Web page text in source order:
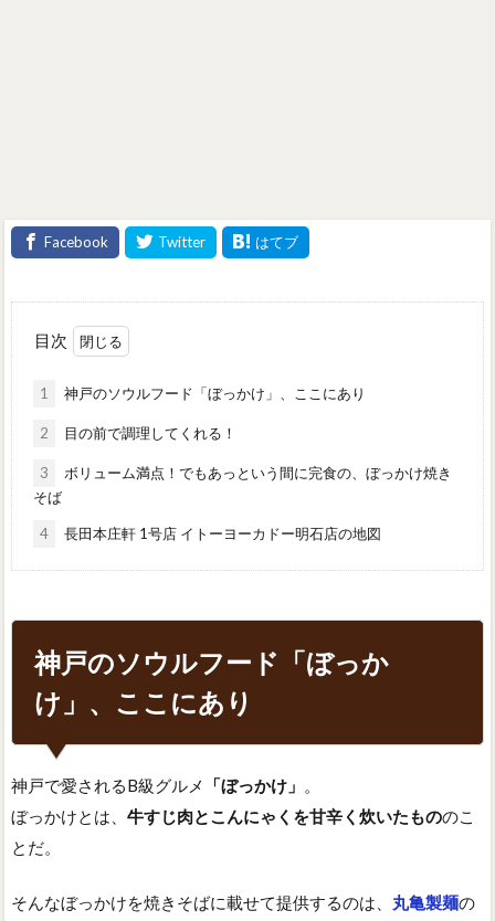
目次
1 神戸のソウルフード「ぼっかけ」、ここにあり
2 目の前で調理してくれる！
3
ボリューム満点！でもあっという間に完食の、ぼっかけ焼き
そば
4 長田本庄軒 1号店 イトーヨーカドー明石店の地図
神戸のソウルフード「ぼっか
け」、ここにあり
神戸で愛されるB級グルメ 「ぼっかけ」
ぼっかけとは、 牛すじ肉とこんにゃくを甘辛く炊いたもののこ
とだ。
そんなぼっかけを焼きそばに載せて提供するのは、 丸亀製麺の